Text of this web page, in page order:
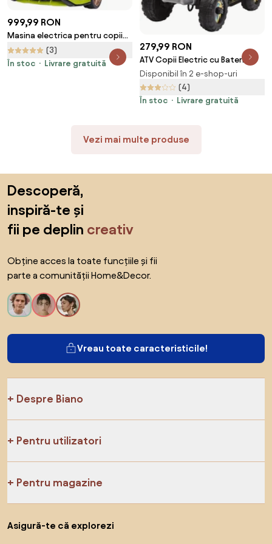
999,99 RON
Masina electrica pentru copii
12V Lamborghini, telecomanda,
viteza 3-8 km/h, 108x62x40cm,
(3)
În stoc
Livrare gratuită
279,99 RON
ATV Copii Electric cu Baterie
Incarcabila HOMCOM, Viteza
2,8-4,6km/h, Varsta 18–48 Luni,
Negru | Aosom Romania
Disponibil în 2 e-shop-uri
(4)
În stoc
Livrare gratuită
Vezi mai multe produse
Descoperă,
inspiră-te și
fii pe deplin creativ
Obține acces la toate funcțiile și fii
parte a comunității Home&Decor.
Vreau toate caracteristicile!
Despre Biano
Pentru utilizatori
Pentru magazine
Asigură-te că explorezi